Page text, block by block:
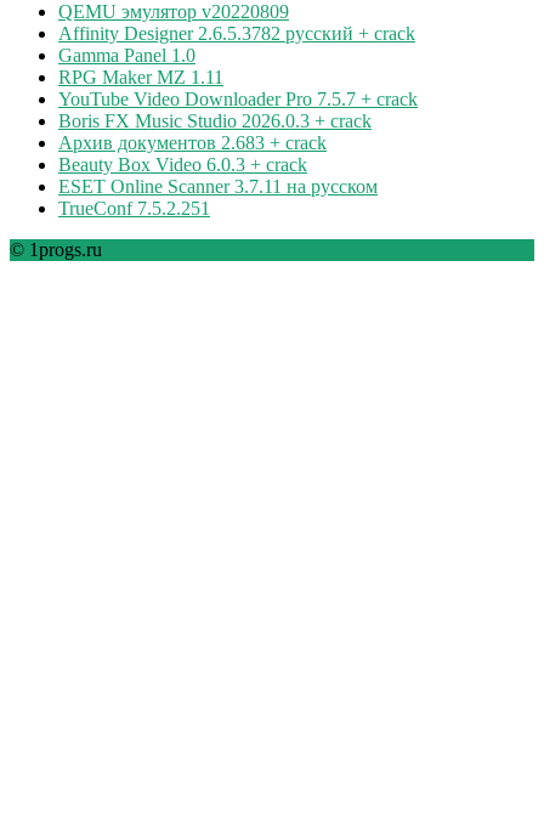
QEMU эмулятор v20220809
Affinity Designer 2.6.5.3782 русский + crack
Gamma Panel 1.0
RPG Maker MZ 1.11
YouTube Video Downloader Pro 7.5.7 + crack
Boris FX Music Studio 2026.0.3 + crack
Архив документов 2.683 + crack
Beauty Box Video 6.0.3 + crack
ESET Online Scanner 3.7.11 на русском
TrueConf 7.5.2.251
© 1progs.ru